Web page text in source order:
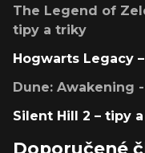
The Legend of
tipy a triky
Hogwarts Legacy
Dune: Awakening
Silent Hill 2 – tipy
Doporučené